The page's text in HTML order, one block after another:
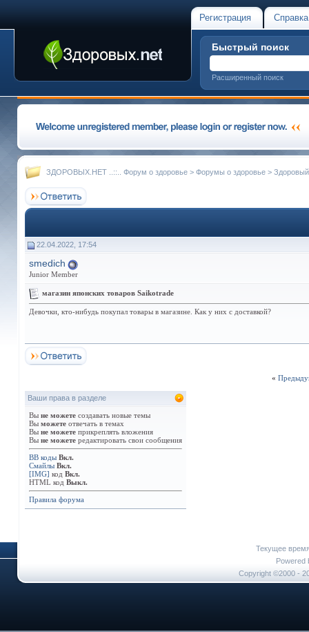
Регистрация Справка
Быстрый поиск
Расширенный поиск
ЗДОРОВЫХ.НЕТ ..::.. Форум о здоровье > Форумы о здоровье >
22.04.2022, 17:54
smedich
Junior Member
магазин японских товаров Saikotrade
Девочки, кто-нибудь покупал товары в магазине. Как у них с доставкой?
«
Ваши права в разделе
Вы не можете создавать новые темы
Вы можете отвечать в темах
Вы не можете прикреплять вложения
Вы не можете редактировать свои сообщения
BB коды Вкл.
Смайлы Вкл.
[IMG] код Вкл.
HTML код Выкл.
Правила форума
Текущее
Powered
Copyright ©2000 -